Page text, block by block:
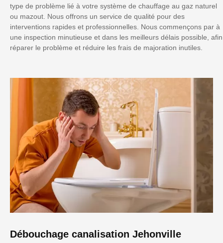
type de problème lié à votre système de chauffage au gaz naturel
ou mazout. Nous offrons un service de qualité pour des
interventions rapides et professionnelles. Nous commençons par à
une inspection minutieuse et dans les meilleurs délais possible, afin
réparer le problème et réduire les frais de majoration inutiles.
Débouchage canalisation Jehonville